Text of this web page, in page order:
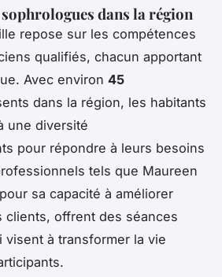
dans la région
repose sur les compétences
qualifiés, chacun apportant
Avec environ 45
dans la région, les habitants
une diversité
pour répondre à leurs besoins
tels que Maureen
sa capacité à améliorer
clients, offrent des séances
visent à transformer la vie